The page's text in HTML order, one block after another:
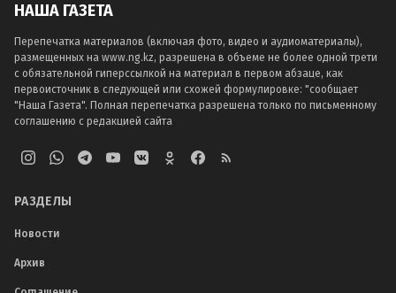
НАША ГАЗЕТА
Перепечатка материалов (включая фото, видео и аудиоматериалы),
размещенных на www.ng.kz, разрешена в объеме не более одной трети
с обязательной гиперссылкой на материал в первом абзаце, как
первоисточник в следующей или схожей формулировке: "сообщает
"Наша Газета". Полная перепечатка разрешена только по письменному
соглашению с редакцией сайта
РАЗДЕЛЫ
Новости
Архив